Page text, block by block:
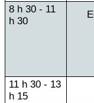
8 h 30 - 11
h 30
11 h 30 - 13
h 15